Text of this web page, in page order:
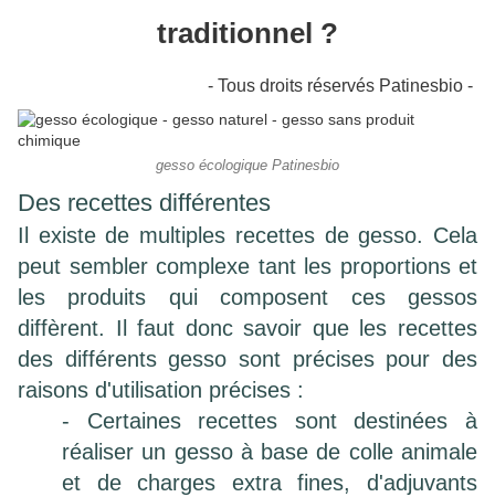
traditionnel ?
- Tous droits réservés Patinesbio -
gesso écologique Patinesbio
Des recettes différentes
Il existe de multiples recettes de gesso. Cela
peut sembler complexe tant les proportions et
les produits qui composent ces gessos
diffèrent. Il faut donc savoir que les recettes
des différents gesso sont précises pour des
raisons d'utilisation précises :
- Certaines recettes sont destinées à
réaliser un gesso à base de colle animale
et de charges extra fines, d'adjuvants